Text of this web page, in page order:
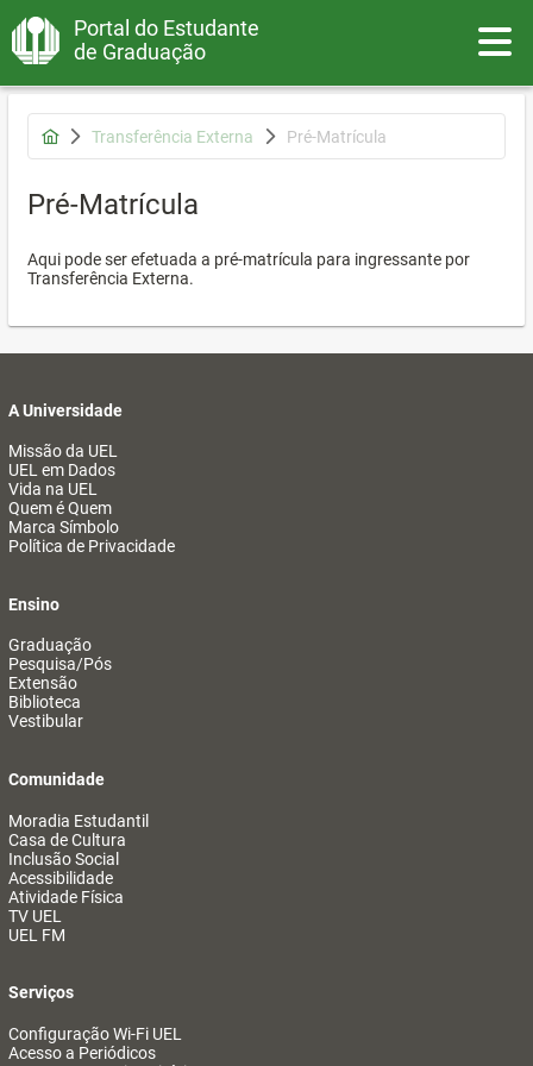
Portal do Estudante
de Graduação
Transferência Externa Pré-Matrícula
Pré-Matrícula
Aqui pode ser efetuada a pré-matrícula para ingressante por
Transferência Externa.
A Universidade
Missão da UEL
UEL em Dados
Vida na UEL
Quem é Quem
Marca Símbolo
Política de Privacidade
Ensino
Graduação
Pesquisa/Pós
Extensão
Biblioteca
Vestibular
Comunidade
Moradia Estudantil
Casa de Cultura
Inclusão Social
Acessibilidade
Atividade Física
TV UEL
UEL FM
Serviços
Configuração Wi-Fi UEL
Acesso a Periódicos